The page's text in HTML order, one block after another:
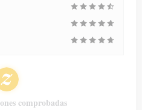
comprobadas